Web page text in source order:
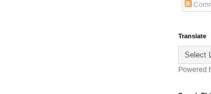
Translate
Powered